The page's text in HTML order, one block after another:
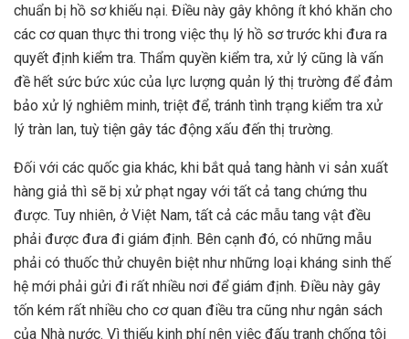
chuẩn bị hồ sơ khiếu nại. Điều này gây không ít khó khăn cho
các cơ quan thực thi trong việc thụ lý hồ sơ trước khi đưa ra
quyết định kiểm tra. Thẩm quyền kiểm tra, xử lý cũng là vấn
đề hết sức bức xúc của lực lượng quản lý thị trường để đảm
bảo xử lý nghiêm minh, triệt để, tránh tình trạng kiểm tra xử
lý tràn lan, tuỳ tiện gây tác động xấu đến thị trường.
Đối với các quốc gia khác, khi bắt quả tang hành vi sản xuất
hàng giả thì sẽ bị xử phạt ngay với tất cả tang chứng thu
được. Tuy nhiên, ở Việt Nam, tất cả các mẫu tang vật đều
phải được đưa đi giám định. Bên cạnh đó, có những mẫu
phải có thuốc thử chuyên biệt như những loại kháng sinh thế
hệ mới phải gửi đi rất nhiều nơi để giám định. Điều này gây
tốn kém rất nhiều cho cơ quan điều tra cũng như ngân sách
của Nhà nước. Vì thiếu kinh phí nên việc đấu tranh chống tội